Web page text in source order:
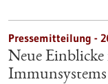
Pressemitteilung -
Neue Einblicke
Immunsystems